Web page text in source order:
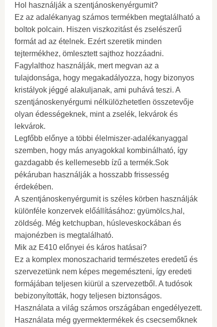
Hol használják a szentjánoskenyérgumit?
Ez az adalékanyag számos termékben megtalálható a
boltok polcain. Hiszen viszkozitást és zselészerű
formát ad az ételnek. Ezért szeretik minden
tejtermékhez, ömlesztett sajthoz hozzáadni.
Fagylalthoz használják, mert megvan az a
tulajdonsága, hogy megakadályozza, hogy bizonyos
kristályok jéggé alakuljanak, ami puhává teszi. A
szentjánoskenyérgumi nélkülözhetetlen összetevője
olyan édességeknek, mint a zselék, lekvárok és
lekvárok.
Legfőbb előnye a többi élelmiszer-adalékanyaggal
szemben, hogy más anyagokkal kombinálható, így
gazdagabb és kellemesebb ízű a termék.Sok
pékáruban használják a hosszabb frissesség
érdekében.
A szentjánoskenyérgumit is széles körben használják
különféle konzervek előállításához: gyümölcs,hal,
zöldség. Még ketchupban, húsleveskockában és
majonézben is megtalálható.
Mik az E410 előnyei és káros hatásai?
Ez a komplex monoszacharid természetes eredetű és
szervezetünk nem képes megemészteni, így eredeti
formájában teljesen kiürül a szervezetből. A tudósok
bebizonyították, hogy teljesen biztonságos.
Használata a világ számos országában engedélyezett.
Használata még gyermektermékek és csecsemőknek